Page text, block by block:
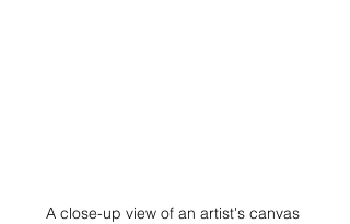
A close-up view of an artist's canvas